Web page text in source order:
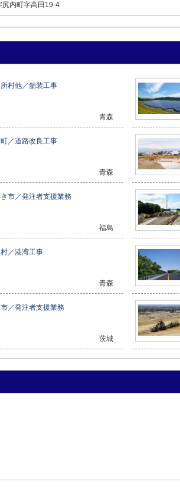
尻内町字高田19-4
村他／舗装工事
青森
／道路改良工事
青森
市／発注者支援業務
福島
／港湾工事
青森
／発注者支援業務
茨城